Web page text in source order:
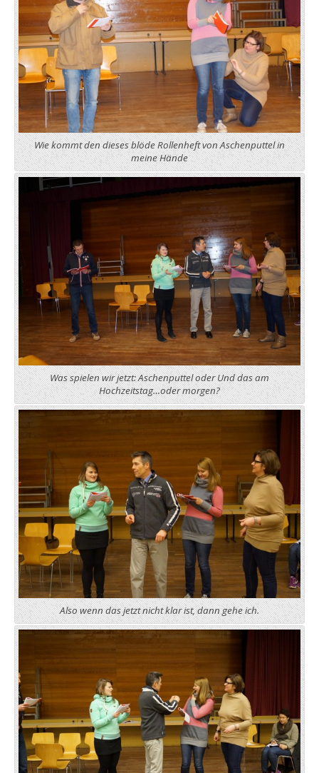
Wie kommt den dieses blöde Rollenheft von Aschenputtel in
meine Hände
Was spielen wir jetzt: Aschenputtel oder Und das am
Hochzeitstag…oder morgen?
Also wenn das jetzt nicht klar ist, dann gehe ich.